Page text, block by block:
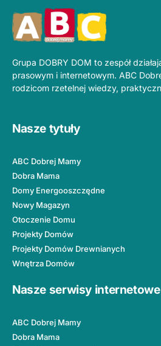
Grupa DOBRY DOM to zespół
prasowym i internetowym. ABC
rodzicom rzetelnej wiedzy,
Nasze tytuły
ABC Dobrej Mamy
Dobra Mama
Domy Energooszczędne
Nowy Magazyn
Otoczenie Domu
Projekty Domów
Projekty Domów Drewnianych
Wnętrza Domów
Nasze serwisy internetowe
ABC Dobrej Mamy
Dobra Mama